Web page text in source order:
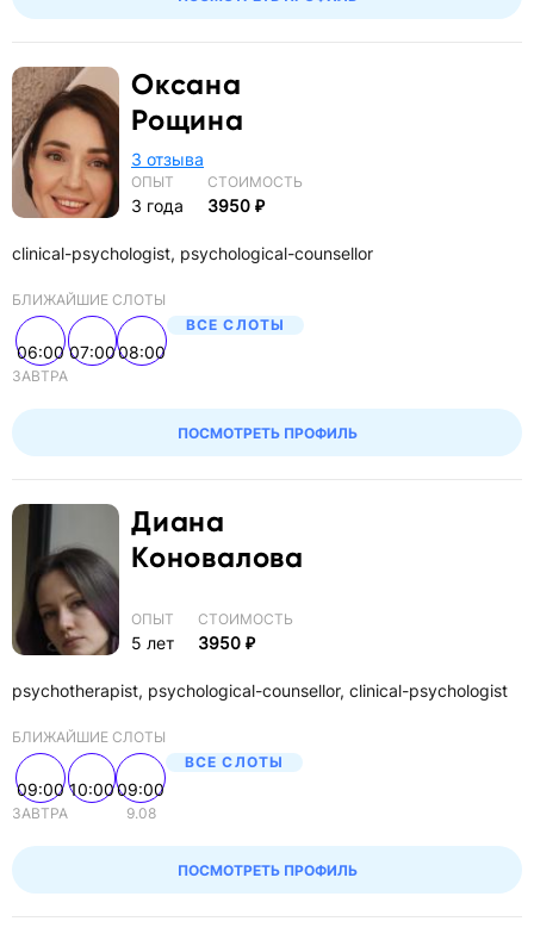
Оксана
Рощина
clinical-psychologist, psychological-counsellor
3 отзыва
ОПЫТ
3 года
СТОИМОСТЬ
3950 ₽
БЛИЖАЙШИЕ СЛОТЫ
06:00
ЗАВТРА
07:0008:00
ВСЕ СЛОТЫ
ПОСМОТРЕТЬ ПРОФИЛЬ
Диана
Коновалова
psychotherapist, psychological-counsellor, clinical-psychologist
ОПЫТ
5 лет
СТОИМОСТЬ
3950 ₽
БЛИЖАЙШИЕ СЛОТЫ
09:00
ЗАВТРА
10:0009:00
9.08
ВСЕ СЛОТЫ
ПОСМОТРЕТЬ ПРОФИЛЬ